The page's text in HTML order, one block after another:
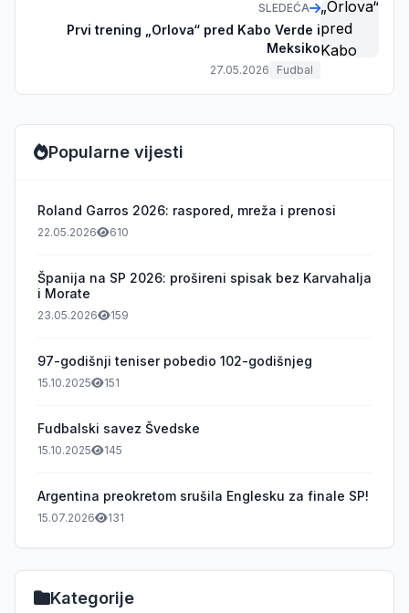
SLEDEĆA
Prvi trening „Orlova“ pred Kabo Verde i
Meksiko
27.05.2026 Fudbal
Popularne vijesti
Roland Garros 2026: raspored, mreža i prenosi
22.05.2026 610
Španija na SP 2026: prošireni spisak bez Karvahalja
i Morate
23.05.2026 159
97-godišnji teniser pobedio 102-godišnjeg
15.10.2025 151
Fudbalski savez Švedske
15.10.2025 145
Argentina preokretom srušila Englesku za finale SP!
15.07.2026 131
Kategorije